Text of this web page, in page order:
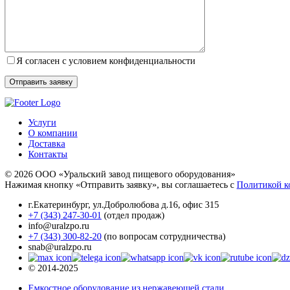
Я согласен с условием конфиденциальности
Услуги
О компании
Доставка
Контакты
© 2026 ООО «Уральский завод пищевого оборудования»
Нажимая кнопку «Отправить заявку», вы соглашаетесь с Политикой
г.Екатеринбург, ул.Добролюбова д.16, офис 315
+7 (343) 247-30-01 (отдел продаж)
info@uralzpo.ru
+7 (343) 300-82-20 (по вопросам сотрудничества)
snab@uralzpo.ru
© 2014-2025
Емкостное оборудование из нержавеющей стали